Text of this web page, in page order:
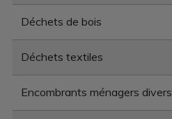
Déchets de bois
Déchets textiles
Encombrants ménagers divers